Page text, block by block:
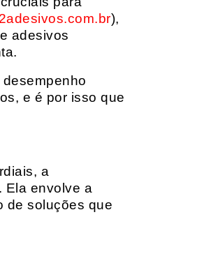
),
adesivos
e é por isso que
a
Ela envolve a
de soluções que